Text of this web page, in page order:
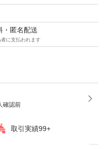
・匿名配送
に支払われます
確認前
取引実績99+